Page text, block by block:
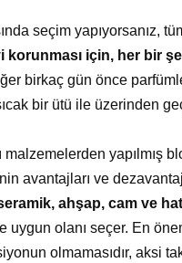
seçim yapıyorsanız,
korunması için, her bir
birkaç gün önce
bir ütü ile üzerinden
yapılmış
avantajları ve
ahşap, cam ve
uygun olanı seçer. En
olmamasıdır, aksi